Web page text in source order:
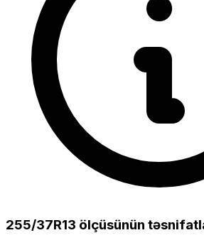
255/37R13 ölçüsünün